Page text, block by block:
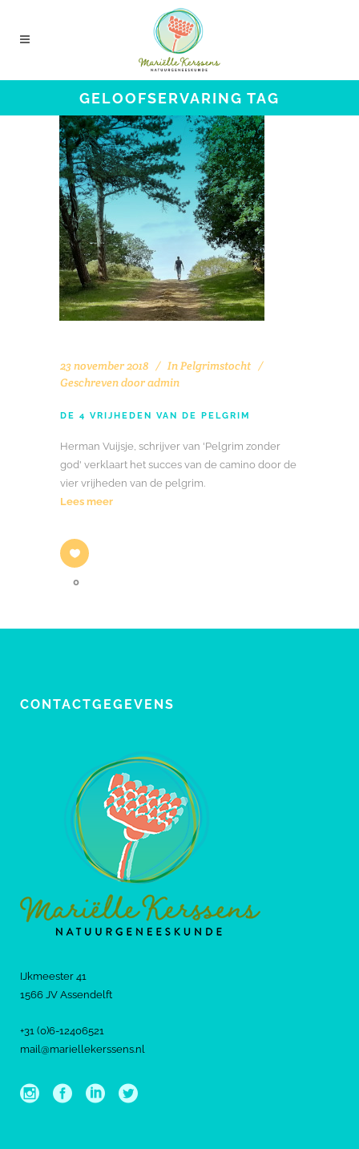
GELOOFSERVARING TAG
23 november 2018 InPelgrimstocht
Geschreven dooradmin
DE 4 VRIJHEDEN VAN DE PELGRIM
Herman Vuijsje, schrijver van 'Pelgrim zonder
god' verklaart het succes van de camino door de
vier vrijheden van de pelgrim.
Lees meer
0
CONTACTGEGEVENS
IJkmeester 41
1566 JV Assendelft
+31 (0)6-12406521
mail@mariellekerssens.nl